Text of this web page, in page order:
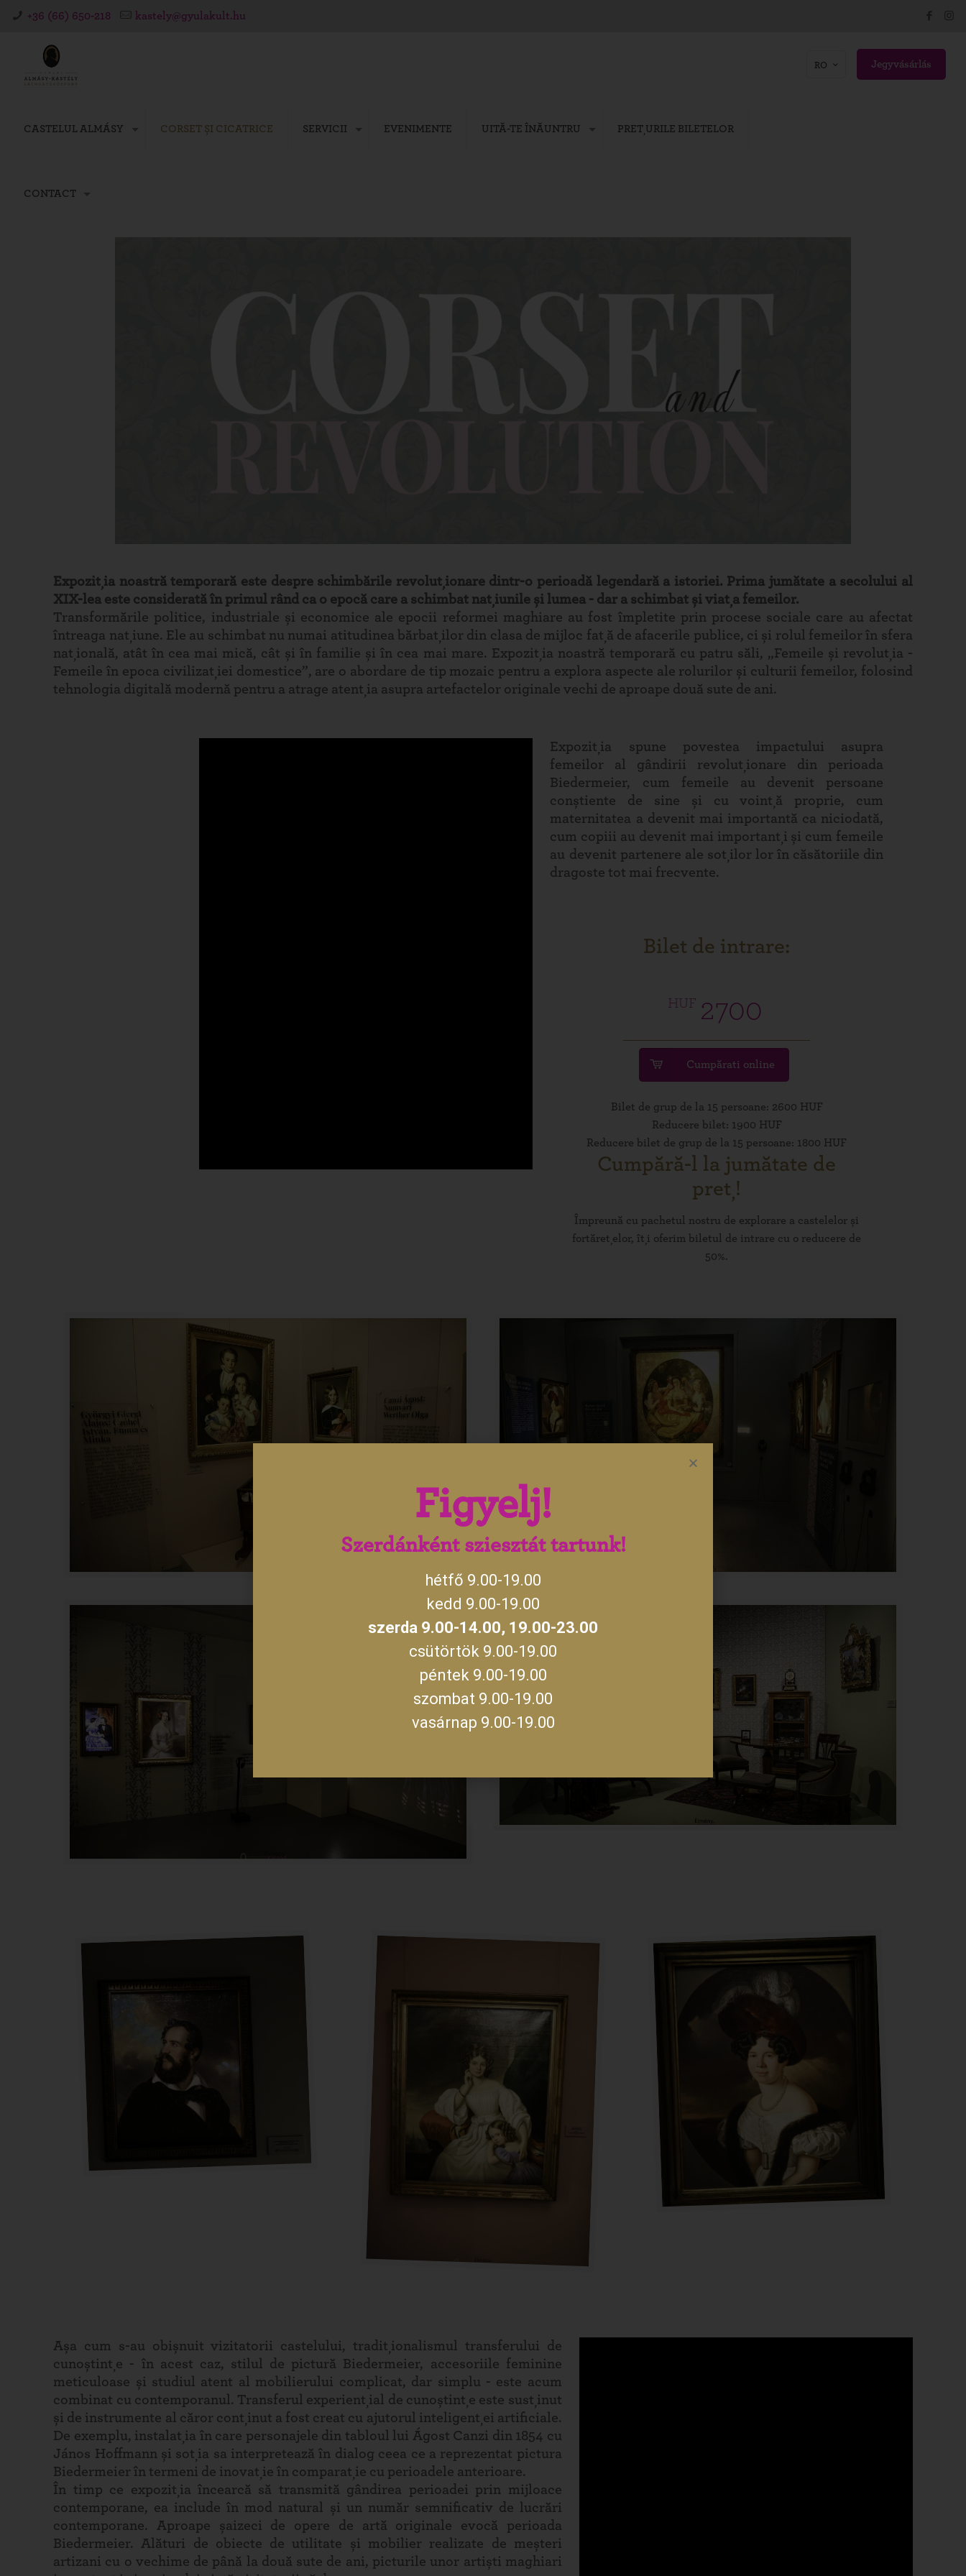
+36 (66) 650-218 kastely@gyulakult.hu
CASTELUL ALMÁSY CORSET ȘI CICATRICE SERVICII EVENIMENTE UITĂ-TE ÎNĂUNTRU PREȚURILE BILETELOR
CONTACT
RO Jegyvásárlás
Expoziția noastră temporară este despre schimbările revoluționare dintr-o perioadă legendară a istoriei. Prima jumătate a secolului al
XIX-lea este considerată în primul rând ca o epocă care a schimbat națiunile și lumea - dar a schimbat și viața femeilor.
Transformările politice, industriale și economice ale epocii reformei maghiare au fost împletite prin procese sociale care au afectat
întreaga națiune. Ele au schimbat nu numai atitudinea bărbaților din clasa de mijloc față de afacerile publice, ci și rolul femeilor în sfera
națională, atât în cea mai mică, cât și în familie și în cea mai mare. Expoziția noastră temporară cu patru săli, „Femeile și revoluția -
Femeile în epoca civilizației domestice”, are o abordare de tip mozaic pentru a explora aspecte ale rolurilor și culturii femeilor, folosind
tehnologia digitală modernă pentru a atrage atenția asupra artefactelor originale vechi de aproape două sute de ani.
Expoziția spune povestea impactului asupra
femeilor al gândirii revoluționare din perioada
Biedermeier, cum femeile au devenit persoane
conștiente de sine și cu voință proprie, cum
maternitatea a devenit mai importantă ca niciodată,
cum copiii au devenit mai importanți și cum femeile
au devenit partenere ale soților lor în căsătoriile din
dragoste tot mai frecvente.
Bilet de intrare:
HUF 2700
Cumpărati online
Bilet de grup de la 15 persoane: 2600 HUF
Reducere bilet: 1900 HUF
Reducere bilet de grup de la 15 persoane: 1800 HUF
Cumpără-l la jumătate de
preț!
Împreună cu pachetul nostru de explorare a castelelor și
fortărețelor, îți oferim biletul de intrare cu o reducere de
50%.
Așa cum s-au obișnuit vizitatorii castelului, tradiționalismul transferului de
cunoștințe - în acest caz, stilul de pictură Biedermeier, accesoriile feminine
meticuloase și studiul atent al mobilierului complicat, dar simplu - este acum
combinat cu contemporanul. Transferul experiențial de cunoștințe este susținut
și de instrumente al căror conținut a fost creat cu ajutorul inteligenței artificiale.
De exemplu, instalația în care personajele din tabloul lui Ágost Canzi din 1854 cu
János Hoffmann și soția sa interpretează în dialog ceea ce a reprezentat pictura
Biedermeier în termeni de inovație în comparație cu perioadele anterioare.
În timp ce expoziția încearcă să transmită gândirea perioadei prin mijloace
contemporane, ea include în mod natural și un număr semnificativ de lucrări
contemporane. Aproape șaizeci de opere de artă originale evocă perioada
Biedermeier. Alături de obiecte de utilitate și mobilier realizate de meșteri
artizani cu o vechime de până la două sute de ani, picturile unor artiști maghiari
Figyelj!
Szerdánként sziesztát tartunk!
hétfő 9.00-19.00
kedd 9.00-19.00
szerda 9.00-14.00, 19.00-23.00
csütörtök 9.00-19.00
péntek 9.00-19.00
szombat 9.00-19.00
vasárnap 9.00-19.00